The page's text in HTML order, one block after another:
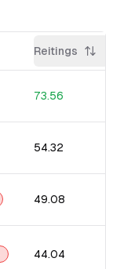
Reitings
73.56
54.32
49.08
44.04